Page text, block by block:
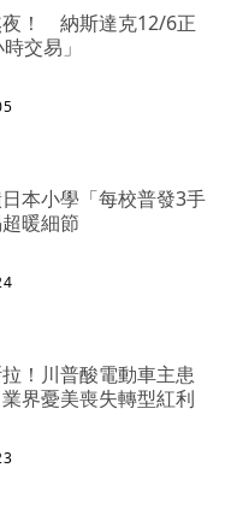
夜！ 納斯達克12/6正
交易」
本小學「每校普發3手
暖細節
！川普酸電動車主患
界憂美喪失轉型紅利